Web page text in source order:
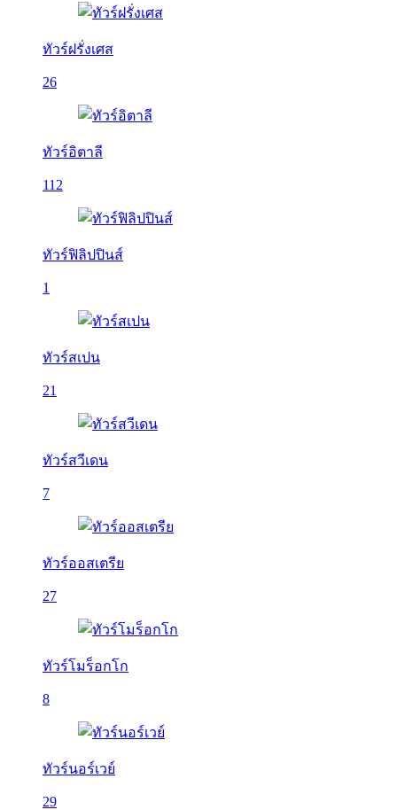
ทัวร์ฝรั่งเศส
26
ทัวร์อิตาลี
112
ทัวร์ฟิลิปปินส์
1
ทัวร์สเปน
21
ทัวร์สวีเดน
7
ทัวร์ออสเตรีย
27
ทัวร์โมร็อกโก
8
ทัวร์นอร์เวย์
29